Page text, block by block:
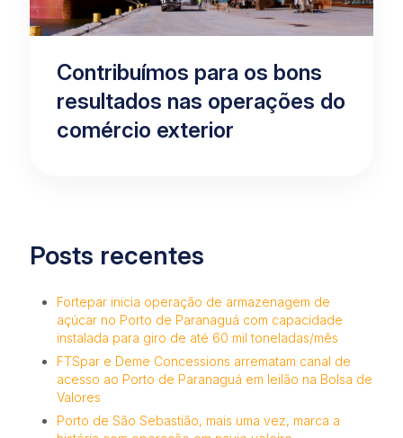
Contribuímos para os bons
resultados nas operações do
comércio exterior
Posts recentes
Fortepar inicia operação de armazenagem de
açúcar no Porto de Paranaguá com capacidade
instalada para giro de até 60 mil toneladas/mês
FTSpar e Deme Concessions arrematam canal de
acesso ao Porto de Paranaguá em leilão na Bolsa de
Valores
Porto de São Sebastião, mais uma vez, marca a